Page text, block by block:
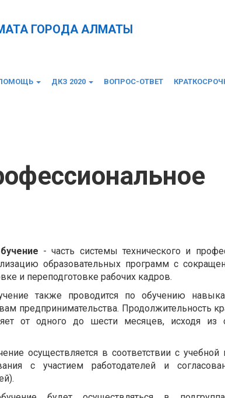
ГОРОДА АЛМАТЫ
ДКЗ 2020 ВОПРОС-ОТВЕТ
- часть системы технического и
образовательных программ с
и переподготовке рабочих кадров.
также проводится по обучению
предпринимательства. Продолжительность
от одного до шести месяцев, исходя из
осуществляется в соответствии с
с участием работодателей и